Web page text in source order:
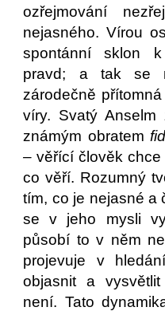
ozřejmování
nejasného. Vírou
spontánní sklon k
pravd; a tak se
zárodečně
víry. Svatý Anselm
známým obratem
– věřící člověk
co věří. Rozumný
tím, co je nejasné a
se v jeho mysli
působí to v něm
projevuje v
objasnit a
není. Tato